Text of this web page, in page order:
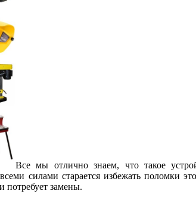
Все мы отлично знаем, что такое
силами старается избежать поломки
потребует замены.